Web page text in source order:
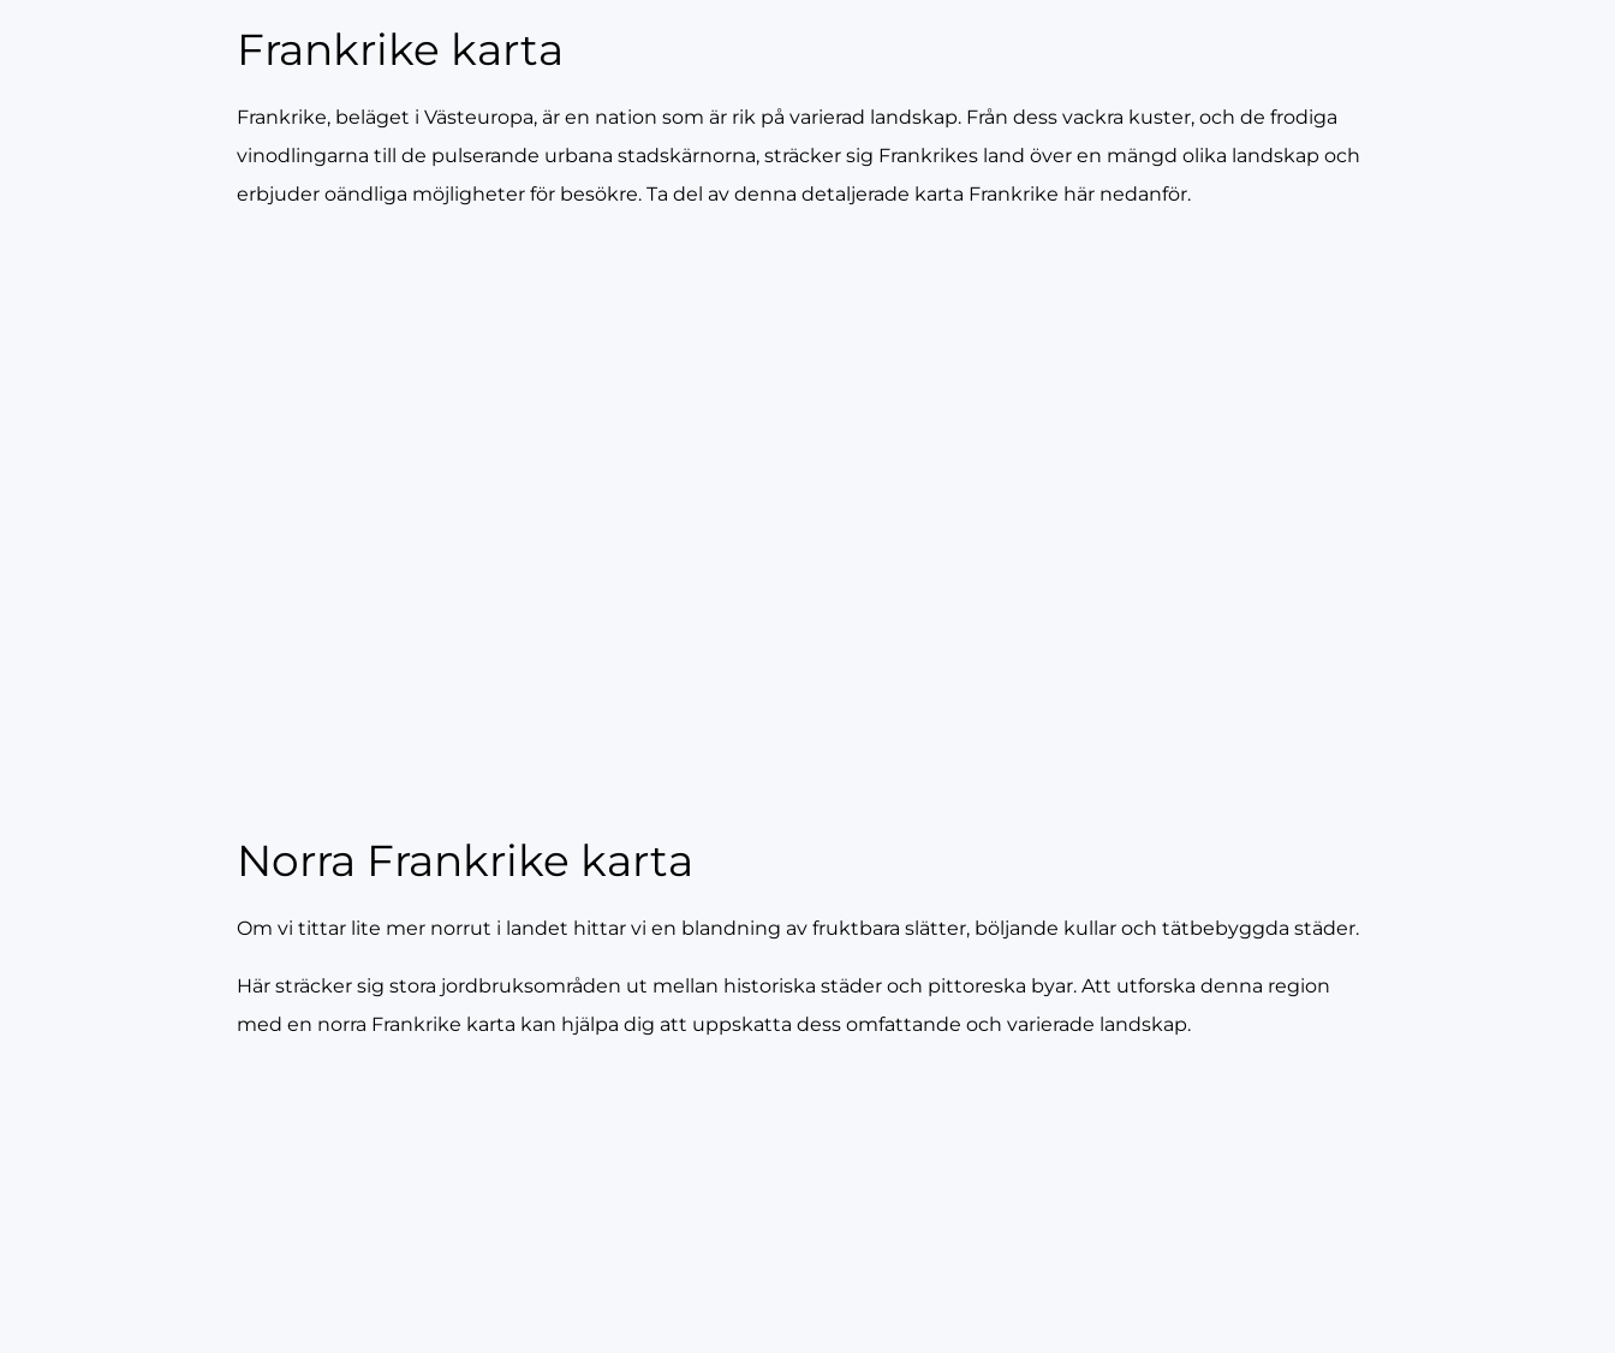
Frankrike karta
Frankrike, beläget i Västeuropa, är en nation som är rik på varierad landskap. Från dess vackra kuster, och de frodiga
vinodlingarna till de pulserande urbana stadskärnorna, sträcker sig Frankrikes land över en mängd olika landskap och
erbjuder oändliga möjligheter för besökre. Ta del av denna detaljerade karta Frankrike här nedanför.
Norra Frankrike karta
Om vi tittar lite mer norrut i landet hittar vi en blandning av fruktbara slätter, böljande kullar och tätbebyggda städer.
Här sträcker sig stora jordbruksområden ut mellan historiska städer och pittoreska byar. Att utforska denna region
med en norra Frankrike karta kan hjälpa dig att uppskatta dess omfattande och varierade landskap.